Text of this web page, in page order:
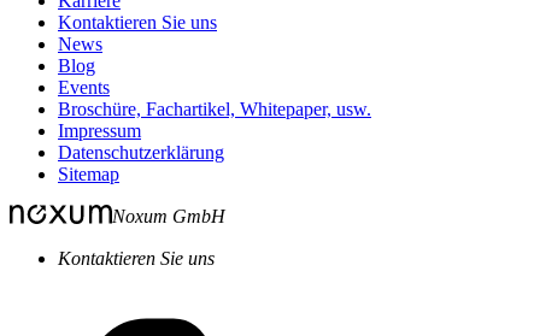
Kontaktieren Sie uns
News
Blog
Events
Broschüre, Fachartikel, Whitepaper, usw.
Impressum
Datenschutzerklärung
Sitemap
Noxum GmbH
Kontaktieren Sie uns